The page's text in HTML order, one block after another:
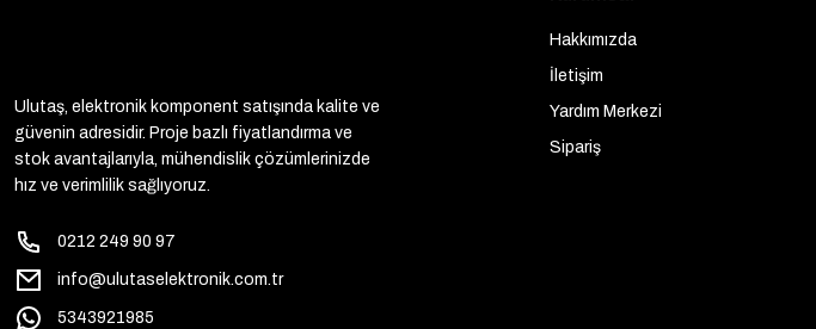
Ulutaş, elektronik komponent satışında kalite ve
güvenin adresidir. Proje bazlı fiyatlandırma ve
stok avantajlarıyla, mühendislik çözümlerinizde
hız ve verimlilik sağlıyoruz.
0212 249 90 97
info@ulutaselektronik.com.tr
5343921985
Hakkımızda
İletişim
Yardım Merkezi
Sipariş